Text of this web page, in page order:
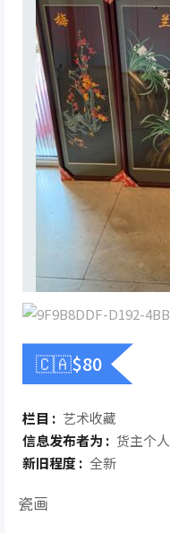
🇨🇦$80
栏目 : 艺术收藏
信息发布者为 : 货主个人
新旧程度 : 全新
瓷画